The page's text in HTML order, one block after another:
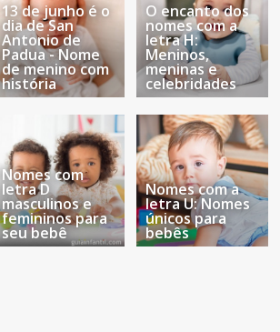
13 de junho é o
dia de San
Antonio de
Padua - Nome
de menino com
história
O encanto dos
nomes com a
letra H:
Meninos,
meninas e
celebridades
Nomes com
letra D
masculinos e
femininos para
seu bebê
Nomes com a
letra U: Nomes
únicos para
bebês